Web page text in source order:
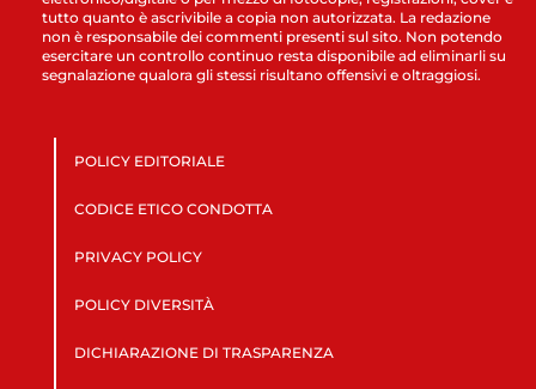
tutto quanto è ascrivibile a copia non autorizzata. La redazione
non è responsabile dei commenti presenti sul sito. Non potendo
esercitare un controllo continuo resta disponibile ad eliminarli su
segnalazione qualora gli stessi risultano offensivi e oltraggiosi.
POLICY EDITORIALE
CODICE ETICO CONDOTTA
PRIVACY POLICY
POLICY DIVERSITÀ
DICHIARAZIONE DI TRASPARENZA